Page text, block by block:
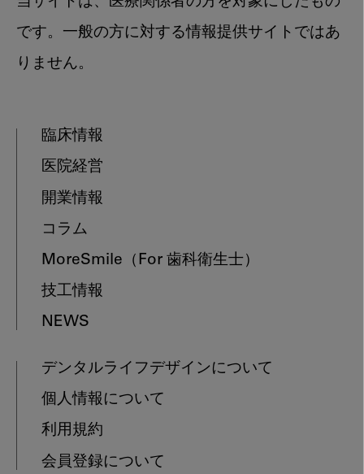
です。一般の方に対する情報提供サイトではあ
りません。
臨床情報
医院経営
開業情報
コラム
MoreSmile （For 歯科衛生士）
技工情報
NEWS
デンタルライフデザインについて
個人情報について
利用規約
会員登録について